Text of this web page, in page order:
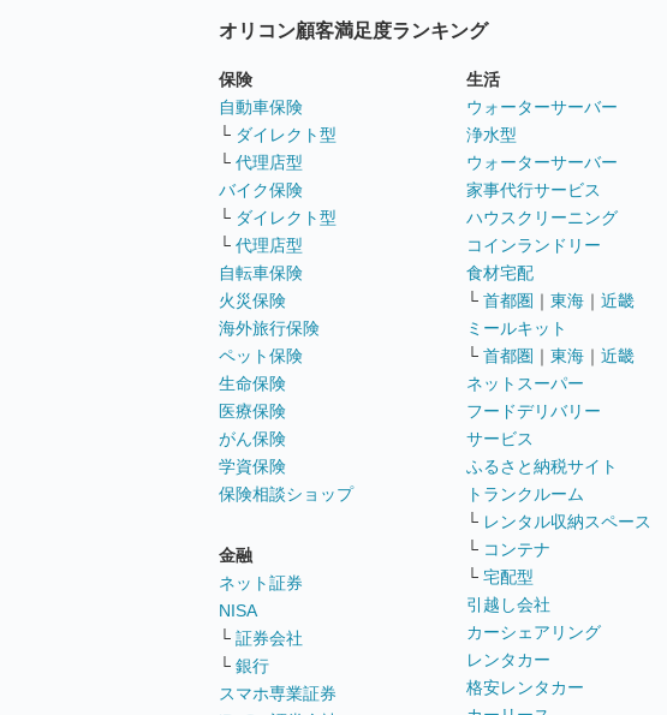
オリコン顧客満足度ランキング
保険
自動車保険
└ ダイレクト型
└ 代理店型
バイク保険
└ ダイレクト型
└ 代理店型
自転車保険
火災保険
海外旅行保険
ペット保険
生命保険
医療保険
がん保険
学資保険
保険相談ショップ
金融
ネット証券
NISA
└ 証券会社
└ 銀行
スマホ専業証券
生活
ウォーターサーバー
浄水型
ウォーターサーバー
家事代行サービス
ハウスクリーニング
コインランドリー
食材宅配
└ 首都圏 ｜ 東海 ｜ 近畿
ミールキット
└ 首都圏 ｜ 東海 ｜ 近畿
ネットスーパー
フードデリバリー
サービス
ふるさと納税サイト
トランクルーム
└ レンタル収納スペース
└ コンテナ
└ 宅配型
引越し会社
カーシェアリング
レンタカー
格安レンタカー